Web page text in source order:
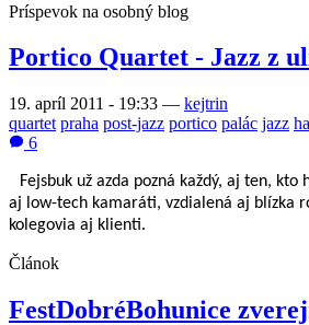
Príspevok na osobný blog
Portico Quartet - Jazz z
19. apríl 2011 - 19:33 — kejtrin
quartet praha post-jazz portico palác jazz
6
Fejsbuk už azda pozná každý, aj ten, kto
aj low-tech kamaráti, vzdialená aj blízka
kolegovia aj klienti.
Článok
FestDobréBohunice